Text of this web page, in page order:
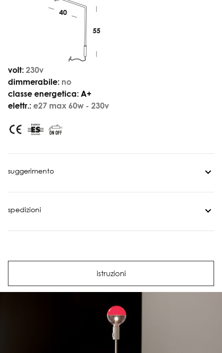
volt: 230v
dimmerabile: no
classe energetica: A+
elettr.: e27 max 60w - 230v
suggerimento
spedizioni
istruzioni